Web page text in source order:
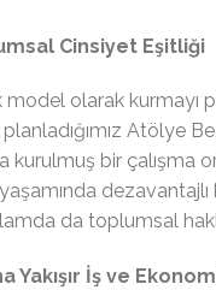
Cinsiyet Eşitliği
model olarak kurmayı
planladığımız Atölye
kurulmuş bir çalışma
dezavantajlı
da toplumsal
Yakışır İş ve